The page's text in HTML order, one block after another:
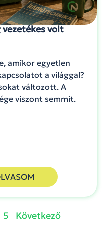
vezetékes volt
amikor egyetlen
a világgal?
változott. A
viszont semmit.
5 Következő